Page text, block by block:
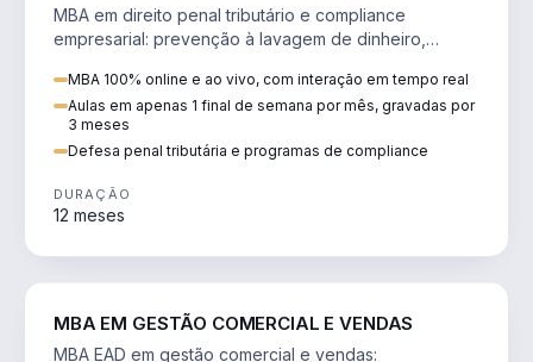
MBA em direito penal tributário e compliance
empresarial: prevenção à lavagem de dinheiro,
MBA 100% online e ao vivo, com interação em tempo real
Aulas em apenas 1 final de semana por mês, gravadas por
3 meses
Defesa penal tributária e programas de compliance
DURAÇÃO
12 meses
MBA EM GESTÃO COMERCIAL E VENDAS
MBA EAD em gestão comercial e vendas: